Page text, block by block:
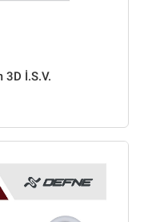
3D İ.S.V.